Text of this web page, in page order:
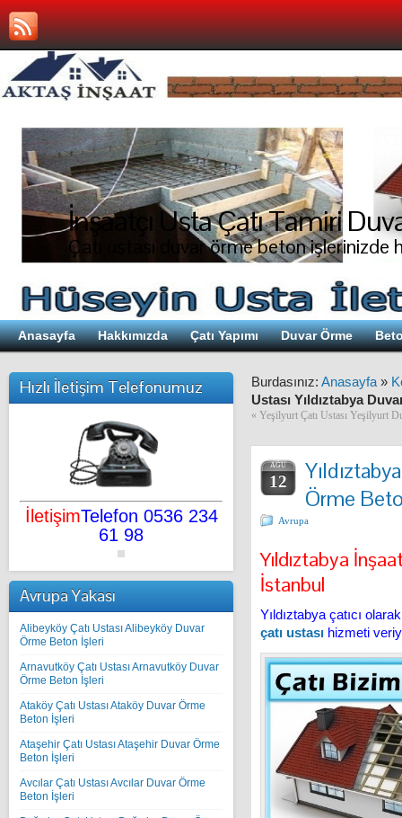
İnşaatçı Usta Çatı Tamiri
Çatı ustası duvar örme beton işlerinizde
Anasayfa Hakkımızda Çatı Yapımı Duvar Örme
Hızlı İletişim Telefonumuz
İletişimTelefon 0536 234
61 98
Avrupa Yakası
Alibeyköy Çatı Ustası Alibeyköy Duvar
Örme Beton İşleri
Arnavutköy Çatı Ustası Arnavutköy Duvar
Örme Beton İşleri
Ataköy Çatı Ustası Ataköy Duvar Örme
Beton İşleri
Ataşehir Çatı Ustası Ataşehir Duvar Örme
Beton İşleri
Avcılar Çatı Ustası Avcılar Duvar Örme
Beton İşleri
Burdasınız: Anasayfa »
Ustası Yıldıztabya
« Yeşilyurt Çatı Ustası Yeşilyurt
AĞU
12
Örme
Avrupa
Yıldıztabya
İstanbul
Yıldıztabya çatıcı
çatı ustası hizmeti